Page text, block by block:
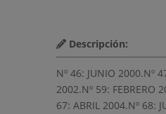
Descripción:
Nº 46: JUNIO 2000.Nº
2002.Nº 59: FEBRERO
67: ABRIL 2004.Nº 68: